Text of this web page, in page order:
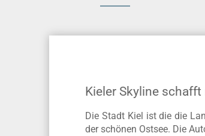
Kieler Skyline
Die Stadt Kiel ist die die
der schönen Ostsee. Die